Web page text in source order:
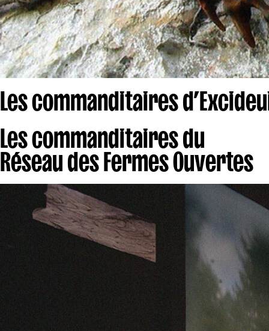
Les commanditaires
Les commanditaires du
Réseau des Fermes Ouvertes